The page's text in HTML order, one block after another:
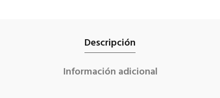
Descripción
Información adicional